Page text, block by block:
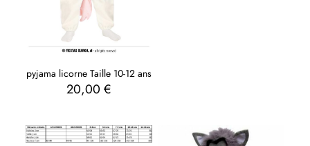
pyjama licorne Taille 10-12 ans
20,00€